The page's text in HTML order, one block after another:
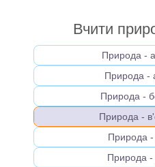
Вчити
Природа -
Природа -
Природа -
Природа -
Природа -
Природа -